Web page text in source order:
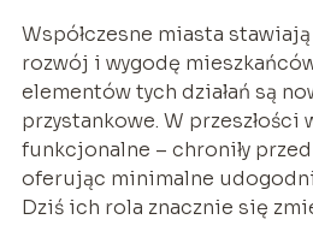
Współczesne miasta
rozwój i wygodę
elementów tych działań są
przystankowe. W przeszłości
funkcjonalne – chroniły
oferując minimalne
Dziś ich rola znacznie się